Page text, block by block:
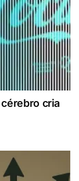
cria